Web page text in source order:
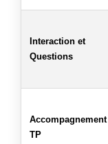
Interaction et
Questions
Accompagnement
TP